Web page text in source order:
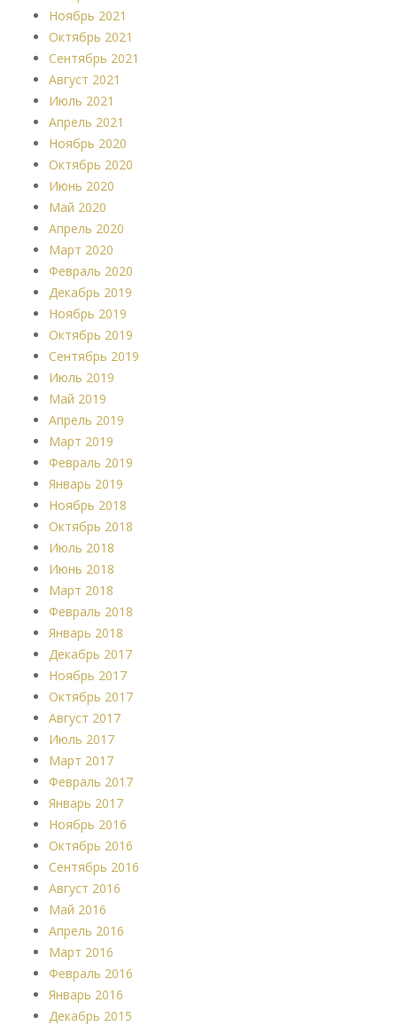
Ноябрь 2021
Октябрь 2021
Сентябрь 2021
Август 2021
Июль 2021
Апрель 2021
Ноябрь 2020
Октябрь 2020
Июнь 2020
Май 2020
Апрель 2020
Март 2020
Февраль 2020
Декабрь 2019
Ноябрь 2019
Октябрь 2019
Сентябрь 2019
Июль 2019
Май 2019
Апрель 2019
Март 2019
Февраль 2019
Январь 2019
Ноябрь 2018
Октябрь 2018
Июль 2018
Июнь 2018
Март 2018
Февраль 2018
Январь 2018
Декабрь 2017
Ноябрь 2017
Октябрь 2017
Август 2017
Июль 2017
Март 2017
Февраль 2017
Январь 2017
Ноябрь 2016
Октябрь 2016
Сентябрь 2016
Август 2016
Май 2016
Апрель 2016
Март 2016
Февраль 2016
Январь 2016
Декабрь 2015